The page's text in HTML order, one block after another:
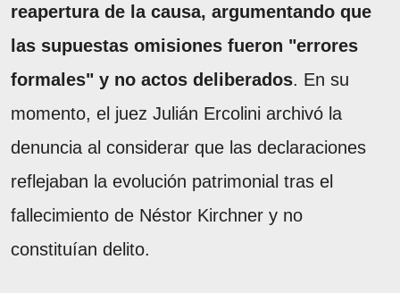
reapertura de la causa, argumentando que
las supuestas omisiones fueron "errores
formales" y no actos deliberados. En su
momento, el juez Julián Ercolini archivó la
denuncia al considerar que las declaraciones
reflejaban la evolución patrimonial tras el
fallecimiento de Néstor Kirchner y no
constituían delito.